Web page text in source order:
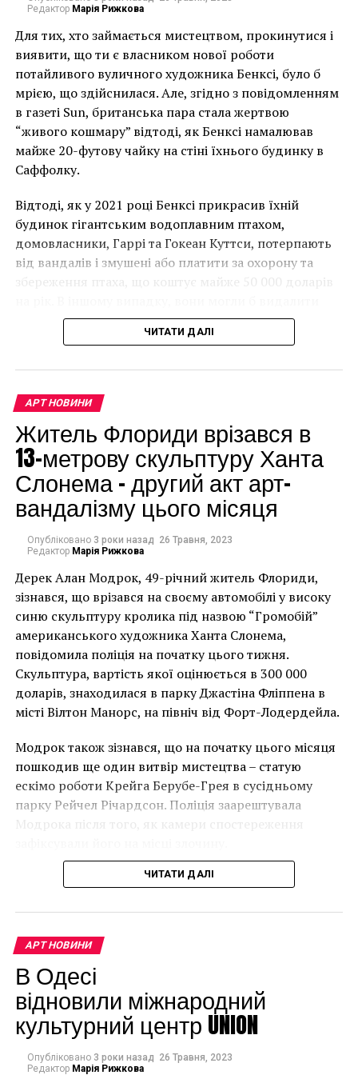
исследовать происхождение работы.
Вице-президент фонда Дэвид Фельдман
рассказывает, что с ним связался геометр из Италии
Альфонсо Рубино после презентации портрета
«Джоконды» номер два, которая, к слову, намного
моложе своей «коллеги» из Лувра. Рубино сделал
вывод, что «Айзелуортская Мона Лиза» написана по
правилам геометрии да Винчи и принадлежит его
руке. Американский физик Джон Асмус провел
предположения Рубино. По результатам
радиоуглеродного анализа был сделан вывод, что
картина была написана в период между 1410 и 1455
годами.
НАСТУПНА СТАТТЯ
скульптуры-попрошайки в проекте Hands
ПОПЕРЕДНЯ СТАТТЯ
Впервые показаны фотографии, сделанные Энди
Уорхолом
Редактор Марія Рижкова
Для тих, хто займається мистецтвом, прокинутися і
виявити, що ти є власником нової роботи
потайливого вуличного художника Бенксі, було б
мрією, що здійснилася. Але, згідно з повідомленням
в газеті Sun, британська пара стала жертвою
“живого кошмару” відтоді, як Бенксі намалював
майже 20-футову чайку на стіні їхнього будинку в
Саффолку.
Відтоді, як у 2021 році Бенксі прикрасив їхній
будинок гігантським водоплавним птахом,
домовласники, Гаррі та Гокеан Куттси, потерпають
від вандалів і змушені або платити за охорону та
збереження птаха, що коштує майже 50 000 доларів
мурал, що може коштувати до чверті мільйона
доларів.
Чоловік позує під макетом чайки, яка ось-ось
накинеться на упаковку чіпсів – сюжет графіті, що
має ознаки вуличного художника Бенксі, на стіні в
Лоустофті на східному узбережжі Англії 8 серпня 2021
року. (Фото Джастіна Талліса / AFP)
В інтерв’ю “Таймс” пан Куттс сказав:
“Спочатку це було
неймовірно, але з
розвитком подій це
стало надзвичайно
впевнений, що Бенксі
усвідомлює
непередбачувані
наслідки для власників
будинків. Якби ми
могли повернути час
назад, ми б це
зробили”.
ЧИТАТИ ДАЛІ
АРТ НОВИНИ
Житель Флориди врізався в
13-метрову скульптуру Ханта
Слонема – другий акт арт-
вандалізму цього місяця
Опубліковано 3 роки назад 26 Травня, 2023
Редактор Марія Рижкова
Дерек Алан Модрок, 49-річний житель Флориди,
зізнався, що врізався на своєму автомобілі у високу
синю скульптуру кролика під назвою “Громобій”
американського художника Ханта Слонема,
повідомила поліція на початку цього тижня.
Скульптура, вартість якої оцінюється в 300 000
доларів, знаходилася в парку Джастіна Фліппена в
місті Вілтон Манорс, на північ від Форт-Лодердейла.
Модрок також зізнався, що на початку цього місяця
пошкодив ще один витвір мистецтва – статую
ескімо роботи Крейга Берубе-Грея в сусідньому
парку Рейчел Річардсон. Поліція заарештувала
Модрока після того, як камери спостереження
ЧИТАТИ ДАЛІ
АРТ НОВИНИ
В Одесі
відновили міжнародний
культурний центр UNION
Опубліковано 3 роки назад 26 Травня, 2023
Редактор Марія Рижкова